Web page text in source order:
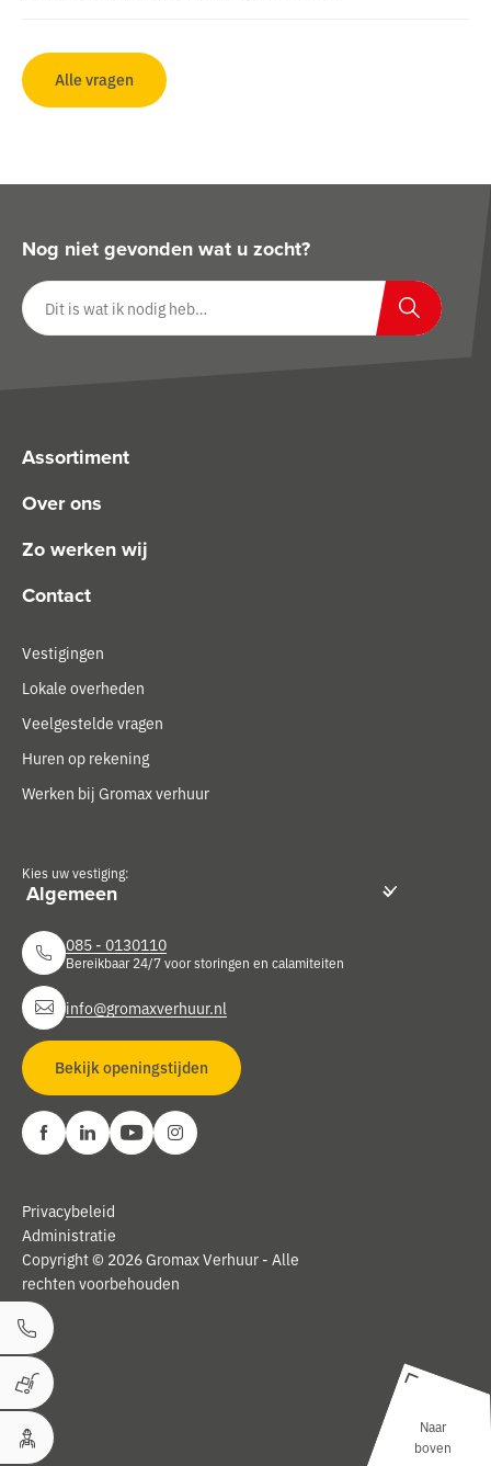
Bel ons
Winkelwagen
Uw Account
Alle vragen
Nog niet gevonden wat u zocht?
Zoeken op website
Zoeken
Assortiment
Over ons
Zo werken wij
Contact
Vestigingen
Lokale overheden
Veelgestelde vragen
Huren op rekening
Werken bij Gromax verhuur
Kies uw vestiging:
085 - 0130110
Bereikbaar 24/7 voor storingen en calamiteiten
info@gromaxverhuur.nl
Bekijk openingstijden
Copyright © 2026 Gromax Verhuur - Alle
rechten voorbehouden
Privacybeleid
Administratie
Naar
boven